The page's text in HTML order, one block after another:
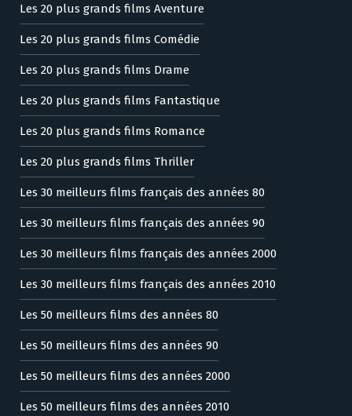
Les 20 plus grands films Aventure
Les 20 plus grands films Comédie
Les 20 plus grands films Drame
Les 20 plus grands films Fantastique
Les 20 plus grands films Romance
Les 20 plus grands films Thriller
Les 30 meilleurs films français des années 80
Les 30 meilleurs films français des années 90
Les 30 meilleurs films français des années 2000
Les 30 meilleurs films français des années 2010
Les 50 meilleurs films des années 80
Les 50 meilleurs films des années 90
Les 50 meilleurs films des années 2000
Les 50 meilleurs films des années 2010